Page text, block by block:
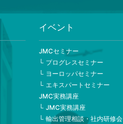
イベント
JMCセミナー
プログレスセミナー
ヨーロッパセミナー
エキスパートセミナー
JMC実務講座
JMC実務講座
輸出管理相談・社内研修会